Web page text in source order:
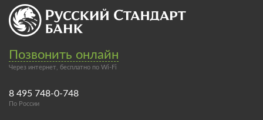
Позвонить онлайн
Через интернет, бесплатно по Wi-Fi
8 495 748-0-748
По России